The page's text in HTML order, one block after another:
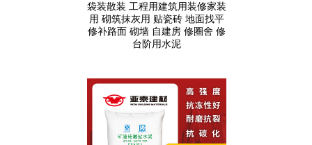
袋装散装 工程用建筑用装修家装
用 砌筑抹灰用 贴瓷砖 地面找平
修补路面 砌墙 自建房 修圈舍 修
台阶用水泥